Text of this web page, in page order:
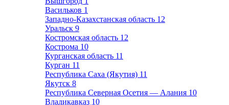
Васильков 1
Западно-Казахстанская область 12
Уральск 9
Костромская область 12
Кострома 10
Курганская область 11
Курган 11
Республика Саха (Якутия) 11
Якутск 8
Республика Северная Осетия — Алания 10
Владикавказ 10